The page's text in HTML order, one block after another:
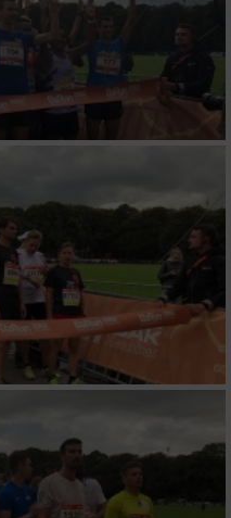
Statistiken
Angebote
Auswahl